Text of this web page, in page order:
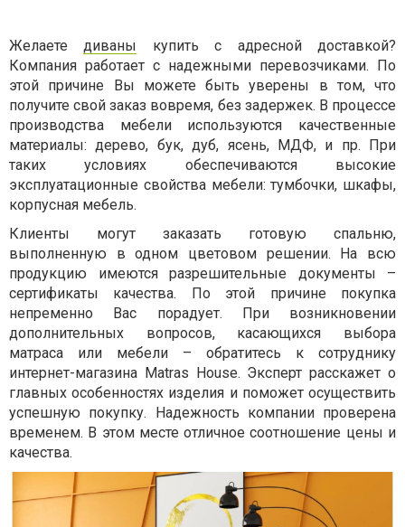
Желаете диваны купить с адресной доставкой?
Компания работает с надежными перевозчиками. По
этой причине Вы можете быть уверены в том, что
получите свой заказ вовремя, без задержек. В процессе
производства мебели используются качественные
материалы: дерево, бук, дуб, ясень, МДФ, и пр. При
таких условиях обеспечиваются высокие
эксплуатационные свойства мебели: тумбочки, шкафы,
корпусная мебель.
Клиенты могут заказать готовую спальню,
выполненную в одном цветовом решении. На всю
продукцию имеются разрешительные документы –
сертификаты качества. По этой причине покупка
непременно Вас порадует. При возникновении
дополнительных вопросов, касающихся выбора
матраса или мебели – обратитесь к сотруднику
интернет-магазина Matras House. Эксперт расскажет о
главных особенностях изделия и поможет осуществить
успешную покупку. Надежность компании проверена
временем. В этом месте отличное соотношение цены и
качества.